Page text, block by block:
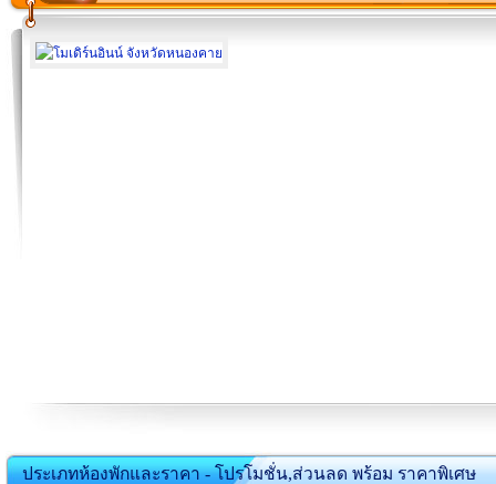
ประเภทห้องพักและราคา - โปรโมชั่น,ส่วนลด พร้อม ราคาพิเศษ